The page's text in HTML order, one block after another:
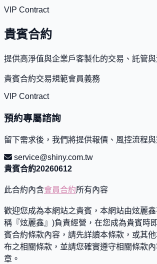
VIP Contract
貴賓合約
提供高淨值與企業戶客製化的交易、託管與
貴賓合約交易規範會員義務
VIP Contract
預約專屬諮詢
留下需求後，我們將提供報價、風控流程與
service@shiny.com.tw
貴賓合約20260612
此合約內含會員合約所有內容
歡迎您成為本網站之貴賓，本網站由炫麗
稱『炫麗鑫』)負責經營，在您成為貴賓時
賓合約條款內容，請先詳讀本條款，或其
布之相關條款，並請您確實遵守相關條款
章。